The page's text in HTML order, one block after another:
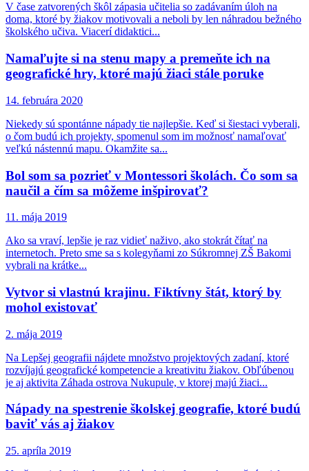
V čase zatvorených škôl zápasia učitelia so zadávaním úloh na
doma, ktoré by žiakov motivovali a neboli by len náhradou bežného
školského učiva. Viacerí didaktici...
Namaľujte si na stenu mapy a premeňte ich na
geografické hry, ktoré majú žiaci stále poruke
14. februára 2020
Niekedy sú spontánne nápady tie najlepšie. Keď si šiestaci vyberali,
o čom budú ich projekty, spomenul som im možnosť namaľovať
veľkú nástennú mapu. Okamžite sa...
Bol som sa pozrieť v Montessori školách. Čo som sa
naučil a čím sa môžeme inšpirovať?
11. mája 2019
Ako sa vraví, lepšie je raz vidieť naživo, ako stokrát čítať na
internetoch. Preto sme sa s kolegyňami zo Súkromnej ZŠ Bakomi
vybrali na krátke...
Vytvor si vlastnú krajinu. Fiktívny štát, ktorý by
mohol existovať
2. mája 2019
Na Lepšej geografii nájdete množstvo projektových zadaní, ktoré
rozvíjajú geografické kompetencie a kreativitu žiakov. Obľúbenou
je aj aktivita Záhada ostrova Nukupule, v ktorej majú žiaci...
Nápady na spestrenie školskej geografie, ktoré budú
baviť vás aj žiakov
25. apríla 2019